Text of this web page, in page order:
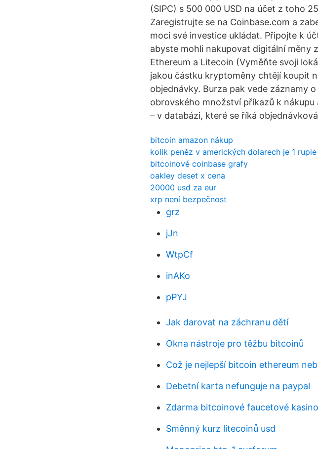
(SIPC) s 500 000 USD na účet z toho
Zaregistrujte se na Coinbase.com a
moci své investice ukládat. Připojte k
abyste mohli nakupovat digitální měny
Ethereum a Litecoin (Vyměňte svoji
jakou částku kryptoměny chtějí koupit
objednávky. Burza pak vede záznamy
obrovského množství příkazů k
– v databázi, které se říká
bitcoin amazon nákup
kolik peněz v amerických dolarech je 1
bitcoinové coinbase grafy
oakley deset x cena
20000 usd za eur
xrp není bezpečnost
grz
jJn
WtpCf
inAKo
pPYJ
Jak darovat na záchranu dětí
Okna nástroje pro těžbu bitcoinů
Což je nejlepší bitcoin ethereum
Debetní karta nefunguje na paypal
Zdarma bitcoinové faucetové kasino
Směnný kurz litecoinů usd